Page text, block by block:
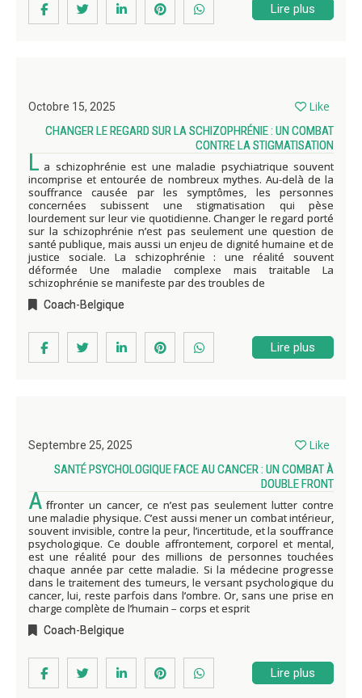
Lire plus
Octobre 15, 2025 Like
CHANGER LE REGARD SUR LA SCHIZOPHRÉNIE : UN COMBAT
CONTRE LA STIGMATISATION
L a schizophrénie est une maladie psychiatrique souvent
incomprise et entourée de nombreux mythes. Au-delà de la
souffrance causée par les symptômes, les personnes
concernées subissent une stigmatisation qui pèse
lourdement sur leur vie quotidienne. Changer le regard porté
sur la schizophrénie n’est pas seulement une question de
santé publique, mais aussi un enjeu de dignité humaine et de
justice sociale. La schizophrénie : une réalité souvent
déformée Une maladie complexe mais traitable La
schizophrénie se manifeste par des troubles de
Coach-Belgique
Lire plus
Septembre 25, 2025 Like
SANTÉ PSYCHOLOGIQUE FACE AU CANCER : UN COMBAT À
DOUBLE FRONT
A ffronter un cancer, ce n’est pas seulement lutter contre
une maladie physique. C’est aussi mener un combat intérieur,
souvent invisible, contre la peur, l’incertitude, et la souffrance
psychologique. Ce double affrontement, corporel et mental,
est une réalité pour des millions de personnes touchées
chaque année par cette maladie. Si la médecine progresse
dans le traitement des tumeurs, le versant psychologique du
cancer, lui, reste parfois dans l’ombre. Or, sans une prise en
charge complète de l’humain – corps et esprit
Coach-Belgique
Lire plus